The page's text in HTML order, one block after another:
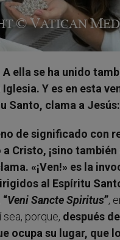
ella se ha unido
Y es en esta
clama a Jesús:
de significado con
a Cristo, ¡sino
«¡Ven!» es la
al Espíritu
Veni Sancte Spiritus”,
porque, después
ocupa su lugar, que